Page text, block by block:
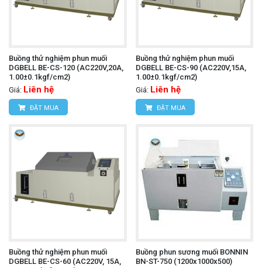
Buồng thử nghiệm phun muối
DGBELL BE-CS-120 (AC220V,20A,
1.00±0.1kgf/cm2)
Giá: Liên hệ
ĐẶT MUA
Buồng thử nghiệm phun muối
DGBELL BE-CS-90 (AC220V,15A,
1.00±0.1kgf/cm2)
Giá: Liên hệ
ĐẶT MUA
Buồng thử nghiệm phun muối
DGBELL BE-CS-60 (AC220V, 15A,
Buồng phun sương muối BONNIN
BN-ST-750 (1200x1000x500)